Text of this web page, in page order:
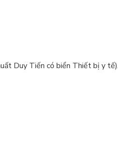
Duy Tiến có biển Thiết bị y tế).